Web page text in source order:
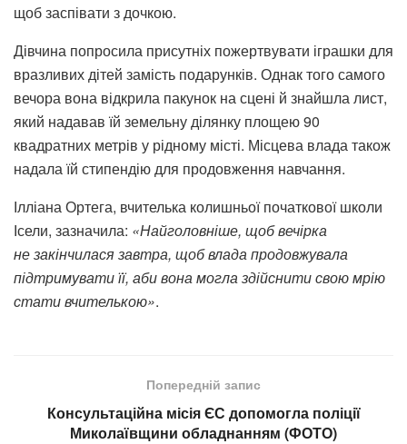
щоб заспівати з дочкою.
Дівчина попросила присутніх пожертвувати іграшки для
вразливих дітей замість подарунків. Однак того самого
вечора вона відкрила пакунок на сцені й знайшла лист,
який надавав їй земельну ділянку площею 90
квадратних метрів у рідному місті. Місцева влада також
надала їй стипендію для продовження навчання.
Ілліана Ортега, вчителька колишньої початкової школи
Ісели, зазначила: «Найголовніше, щоб вечірка
не закінчилася завтра, щоб влада продовжувала
підтримувати її, аби вона могла здійснити свою мрію
стати вчителькою».
Попередній запис
Консультаційна місія ЄС допомогла поліції
Миколаївщини обладнанням (ФОТО)